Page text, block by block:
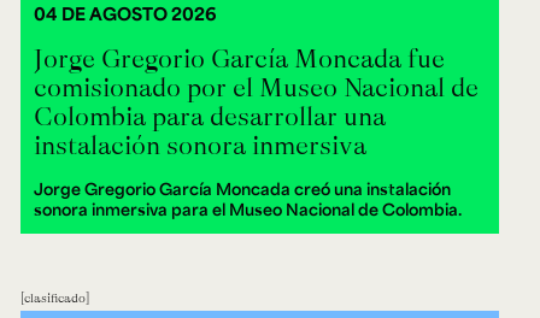
Jorge Gregorio García Moncada fue
comisionado por el Museo Nacional de
Colombia para desarrollar una
instalación sonora inmersiva
Jorge Gregorio García Moncada creó una instalación
sonora inmersiva para el Museo Nacional de Colombia.
04 DE AGOSTO 2026
clasificado